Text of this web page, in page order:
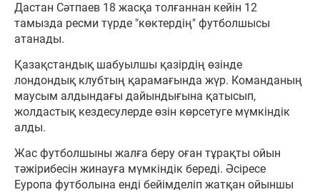
Дастан Сәтпаев 18 жасқа толғаннан кейін 12
тамызда ресми түрде "көктердің" футболшысы
атанады.
Қазақстандық шабуылшы қазірдің өзінде
лондондық клубтың қарамағында жүр. Команданың
маусым алдындағы дайындығына қатысып,
жолдастық кездесулерде өзін көрсетуге мүмкіндік
алды.
Жас футболшыны жалға беру оған тұрақты ойын
тәжірибесін жинауға мүмкіндік береді. Әсіресе
Еуропа футболына енді бейімделіп жатқан ойыншы